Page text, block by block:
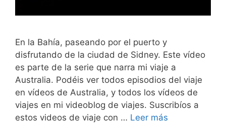
En la Bahía, paseando por el puerto y
disfrutando de la ciudad de Sidney. Este vídeo
es parte de la serie que narra mi viaje a
Australia. Podéis ver todos episodios del viaje
en vídeos de Australia, y todos los vídeos de
viajes en mi videoblog de viajes. Suscribíos a
estos videos de viaje con … Leer más